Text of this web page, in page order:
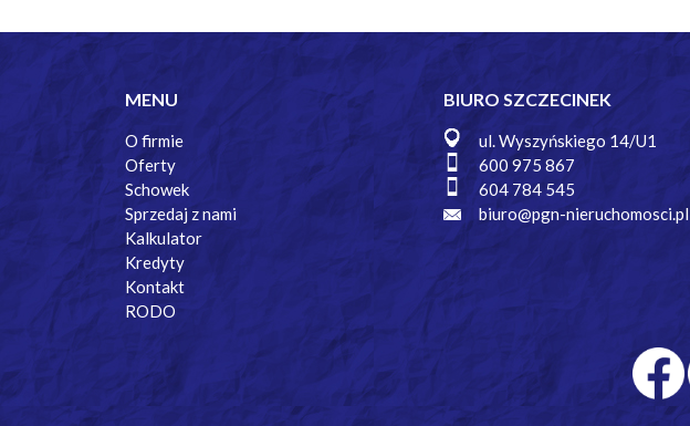
MENU
O firmie
Oferty
Schowek
Sprzedaj z nami
Kalkulator
Kredyty
Kontakt
RODO
BIURO SZCZECINEK
ul. Wyszyńskiego 14/U1
600 975 867
604 784 545
biuro@pgn-nieruchomosci.pl